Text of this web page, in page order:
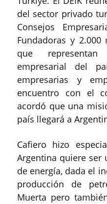
del sector privado
Consejos
Fundadoras y
que
empresarial del
empresarias y
encuentro con el
acordó que una
país llegará a
Cafiero hizo
Argentina quiere ser
de energía, dada el
producción de
Muerta pero